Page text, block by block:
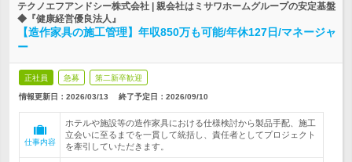
テクノエフアンドシー株式会社 | 親会社はミサワホームグループの安定基盤
◆『健康経営優良法人』
【造作家具の施工管理】年収850万も可能/年休127日/マネージャ
ー
正社員 急募 第二新卒歓迎
情報更新日：2026/03/13 終了予定日： 2026/09/10
仕事内容
ホテルや施設等の造作家具における仕様検討から製品手配、施工
立会いに至るまでを一貫して統括し、責任者としてプロジェクト
を牽引していただきます。